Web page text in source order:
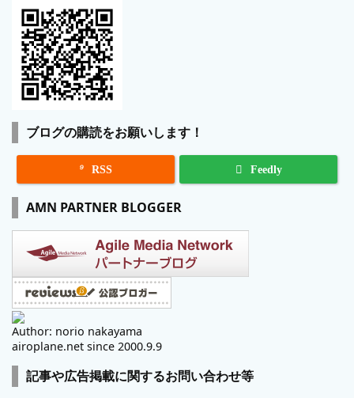
ブログの購読をお願いします！
 RSS Feedly
AMN PARTNER BLOGGER
Author: norio nakayama
airoplane.net since 2000.9.9
記事や広告掲載に関するお問い合わせ等